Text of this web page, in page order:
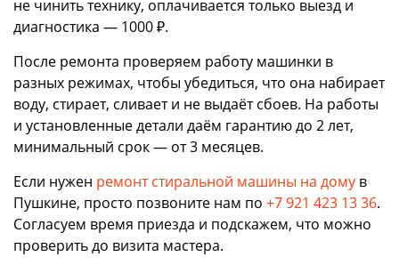
не чинить технику, оплачивается только выезд и
диагностика — 1000 ₽.
После ремонта проверяем работу машинки в
разных режимах, чтобы убедиться, что она набирает
воду, стирает, сливает и не выдаёт сбоев. На работы
и установленные детали даём гарантию до 2 лет,
минимальный срок — от 3 месяцев.
Если нужен ремонт стиральной машины на дому в
Пушкине, просто позвоните нам по +7 921 423 13 36.
Согласуем время приезда и подскажем, что можно
проверить до визита мастера.